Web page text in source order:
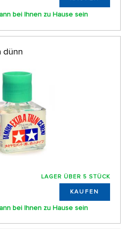
bei Ihnen zu Hause sein
dünn
LAGER ÜBER 5 STÜCK
KAUFEN
bei Ihnen zu Hause sein